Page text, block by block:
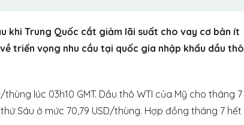
khi Trung Quốc cắt giảm lãi suất cho vay cơ bản ít
triển vọng nhu cầu tại quốc gia nhập khẩu dầu thô
lúc 03h10 GMT. Dầu thô WTI của Mỹ cho tháng 7
Sáu ở mức 70,79 USD/thùng. Hợp đồng tháng 7 hết